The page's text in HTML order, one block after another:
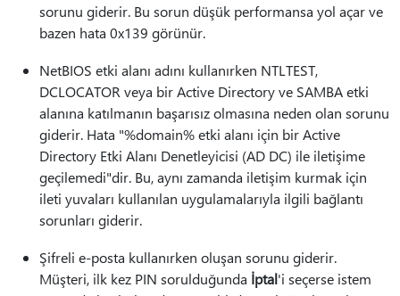
sorunu giderir. Bu sorun düşük performansa yol açar ve
bazen hata 0x139 görünür.
NetBIOS etki alanı adını kullanırken NTLTEST,
DCLOCATOR veya bir Active Directory ve SAMBA etki
alanına katılmanın başarısız olmasına neden olan sorunu
giderir. Hata "%domain% etki alanı için bir Active
Directory Etki Alanı Denetleyicisi (AD DC) ile iletişime
geçilemedi"dir. Bu, aynı zamanda iletişim kurmak için
ileti yuvaları kullanılan uygulamalarıyla ilgili bağlantı
sorunları giderir.
Şifreli e-posta kullanırken oluşan sorunu giderir.
Müşteri, ilk kez PIN sorulduğunda İptal'i seçerse istem